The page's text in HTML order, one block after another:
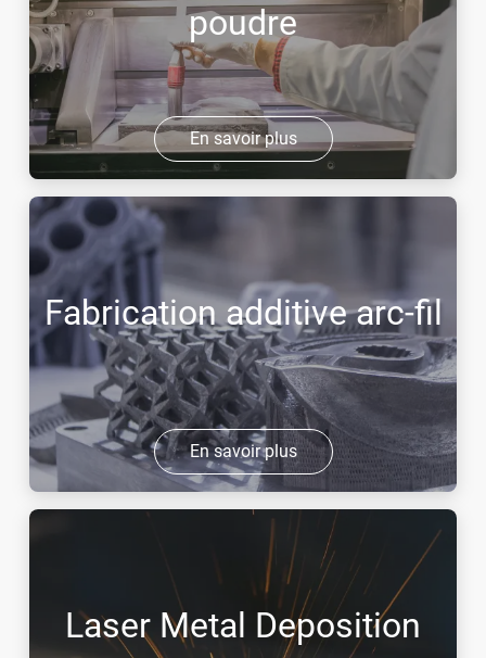
poudre
En savoir plus
Fabrication additive arc-fil
En savoir plus
Laser Metal Deposition